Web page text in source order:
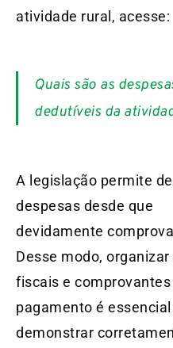
atividade rural, acesse:
Quais são as
dedutíveis da
A legislação permite
despesas desde que
devidamente
Desse modo,
fiscais e comprovantes
pagamento é
demonstrar